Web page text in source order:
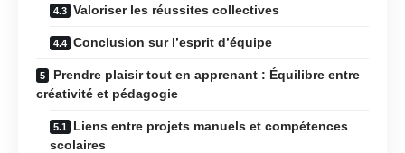
Valoriser les réussites collectives
Conclusion sur l’esprit d’équipe
Prendre plaisir tout en apprenant : Équilibre entre
créativité et pédagogie
Liens entre projets manuels et compétences
scolaires